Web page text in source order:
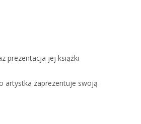
prezentacja jej książki
artystka zaprezentuje swoją